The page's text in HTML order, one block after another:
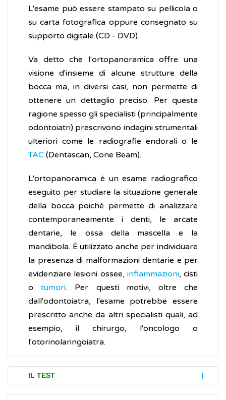
L'esame può essere stampato su pellicola o
su carta fotografica oppure consegnato su
supporto digitale (CD - DVD).
Va detto che l'ortopanoramica offre una
visione d'insieme di alcune strutture della
bocca ma, in diversi casi, non permette di
ottenere un dettaglio preciso. Per questa
ragione spesso gli specialisti (principalmente
odontoiatri) prescrivono indagini strumentali
ulteriori come le radiografie endorali o le
TAC (Dentascan, Cone Beam).
L'ortopanoramica è un esame radiografico
eseguito per studiare la situazione generale
della bocca poiché permette di analizzare
contemporaneamente i denti, le arcate
dentarie, le ossa della mascella e la
mandibola. È utilizzato anche per individuare
la presenza di malformazioni dentarie e per
evidenziare lesioni ossee, infiammazioni, cisti
otumori. Per questi motivi, oltre che
dall'odontoiatra, l'esame potrebbe essere
prescritto anche da altri specialisti quali, ad
esempio, il chirurgo, l'oncologo o
l'otorinolaringoiatra.
IL TEST